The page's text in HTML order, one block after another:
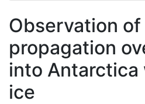
Observation of
propagation
into
ice